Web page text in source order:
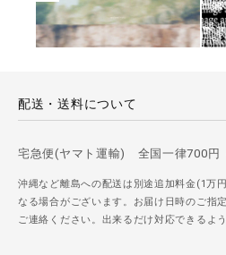
配送・送料について
宅急便(ヤマト運輸) 全国一律700円
沖縄など離島への配送は別途追加料金(1万
なる場合がございます。お届け日時のご指
ご連絡ください。出来るだけ対応できるよ